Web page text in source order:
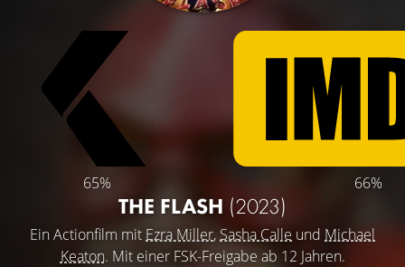
65% 66%
THE FLASH (2023)
Ein Actionfilm mit Ezra Miller,Sasha Calle und Michael
Keaton. Mit einer FSK-Freigabe ab 12 Jahren.